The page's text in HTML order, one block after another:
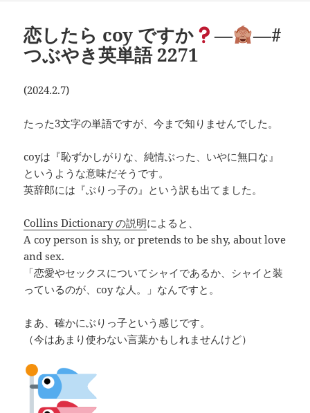
恋したら coy ですか ―
―#
つぶやき英単語 2271
(2024.2.7)
たった3文字の単語ですが、今まで知りませんでした。
coyは『恥ずかしがりな、純情ぶった、いやに無口な』
というような意味だそうです。
英辞郎には『ぶりっ子の』という訳も出てました。
Collins Dictionary の説明によると、
A coy person is shy, or pretends to be shy, about love
and sex.
「恋愛やセックスについてシャイであるか、シャイと装
っているのが、coy な人。」なんですと。
まあ、確かにぶりっ子という感じです。
（今はあまり使わない言葉かもしれませんけど）